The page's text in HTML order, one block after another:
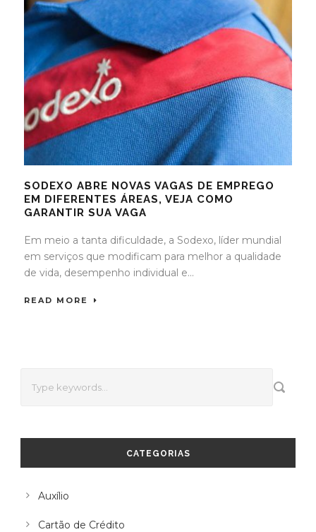
SODEXO ABRE NOVAS VAGAS DE EMPREGO
EM DIFERENTES ÁREAS, VEJA COMO
GARANTIR SUA VAGA
Em meio a tanta dificuldade, a Sodexo, líder mundial
em serviços que modificam para melhor a qualidade
de vida, desempenho individual e...
READ MORE
CATEGORIAS
Auxílio
Cartão de Crédito